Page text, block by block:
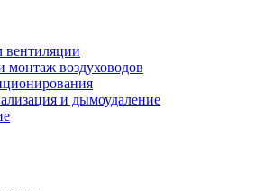
вентиляции
монтаж воздуховодов
и дымоудаление